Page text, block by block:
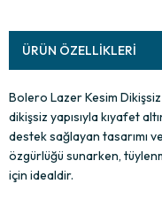
ÜRÜN ÖZELLIKLERI
Bolero Lazer Kesim
dikişsiz yapısıyla kıyafet
destek sağlayan tasarımı
özgürlüğü sunarken,
için idealdir.